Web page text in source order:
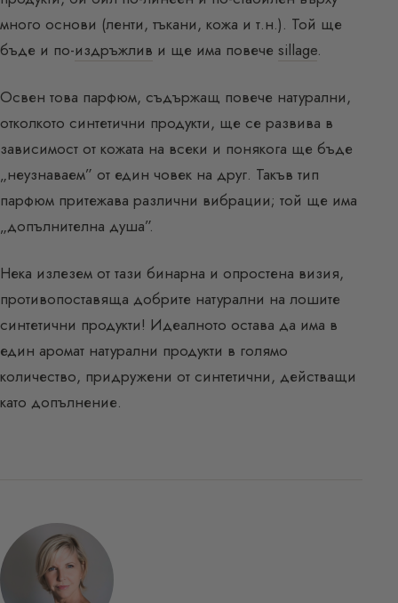
много основи (ленти, тъкани, кожа и т.н.). Той ще
бъде и по-издръжлив и ще има повече sillage.
Освен това парфюм, съдържащ повече натурални,
отколкото синтетични продукти, ще се развива в
зависимост от кожата на всеки и понякога ще бъде
„неузнаваем” от един човек на друг. Такъв тип
парфюм притежава различни вибрации; той ще има
„допълнителна душа”.
Нека излезем от тази бинарна и опростена визия,
противопоставяща добрите натурални на лошите
синтетични продукти! Идеалното остава да има в
един аромат натурални продукти в голямо
количество, придружени от синтетични, действащи
като допълнение.